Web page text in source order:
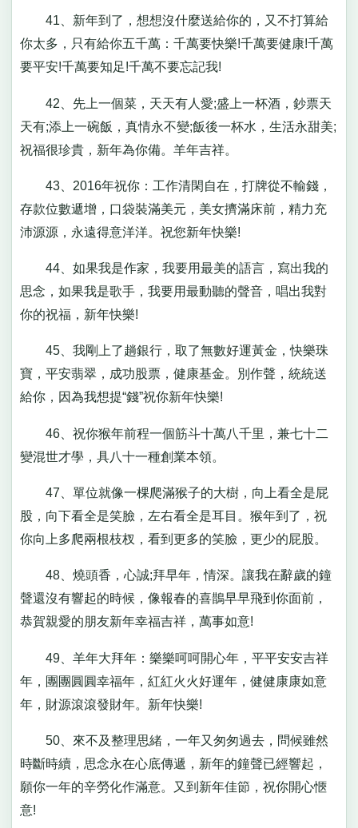
41、新年到了，想想沒什麼送給你的，又不打算給
你太多，只有給你五千萬：千萬要快樂!千萬要健康!千萬
要平安!千萬要知足!千萬不要忘記我!
42、先上一個菜，天天有人愛;盛上一杯酒，鈔票天
天有;添上一碗飯，真情永不變;飯後一杯水，生活永甜美;
祝福很珍貴，新年為你備。羊年吉祥。
43、2016年祝你：工作清閑自在，打牌從不輸錢，
存款位數遞增，口袋裝滿美元，美女擠滿床前，精力充
沛源源，永遠得意洋洋。祝您新年快樂!
44、如果我是作家，我要用最美的語言，寫出我的
思念，如果我是歌手，我要用最動聽的聲音，唱出我對
你的祝福，新年快樂!
45、我剛上了趟銀行，取了無數好運黃金，快樂珠
寶，平安翡翠，成功股票，健康基金。別作聲，統統送
給你，因為我想提“錢”祝你新年快樂!
46、祝你猴年前程一個筋斗十萬八千里，兼七十二
變混世才學，具八十一種創業本領。
47、單位就像一棵爬滿猴子的大樹，向上看全是屁
股，向下看全是笑臉，左右看全是耳目。猴年到了，祝
你向上多爬兩根枝杈，看到更多的笑臉，更少的屁股。
48、燒頭香，心誠;拜早年，情深。讓我在辭歲的鐘
聲還沒有響起的時候，像報春的喜鵲早早飛到你面前，
恭賀親愛的朋友新年幸福吉祥，萬事如意!
49、羊年大拜年：樂樂呵呵開心年，平平安安吉祥
年，團團圓圓幸福年，紅紅火火好運年，健健康康如意
年，財源滾滾發財年。新年快樂!
50、來不及整理思緒，一年又匆匆過去，問候雖然
時斷時續，思念永在心底傳遞，新年的鐘聲已經響起，
願你一年的辛勞化作滿意。又到新年佳節，祝你開心愜
意!